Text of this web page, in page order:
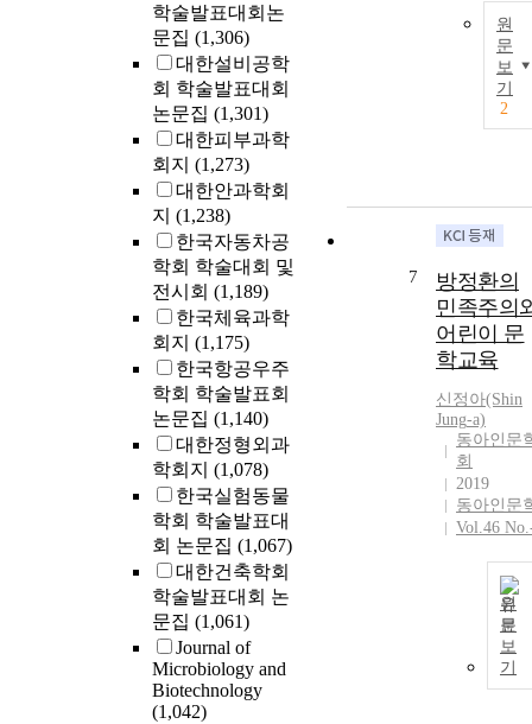
학술발표대회논
문집 (1,306)
대한설비공학
회 학술발표대회
논문집 (1,301)
대한피부과학
회지 (1,273)
대한안과학회
지 (1,238)
한국자동차공
학회 학술대회 및
전시회 (1,189)
한국체육과학
회지 (1,175)
한국항공우주
학회 학술발표회
논문집 (1,140)
대한정형외과
학회지 (1,078)
한국실험동물
학회 학술발표대
회 논문집 (1,067)
대한건축학회
학술발표대회 논
문집 (1,061)
Journal of
Microbiology and
Biotechnology
(1,042)
원
문
보
기
2
7
방정환의
민족주의
어린이 문
학교육
신정아(Shin
Jung-a)
동아인문
회
2019
동아인문
Vol.46
원
문
보
기